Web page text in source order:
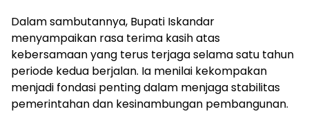
Dalam sambutannya, Bupati Iskandar
menyampaikan rasa terima kasih atas
kebersamaan yang terus terjaga selama satu tahun
periode kedua berjalan. Ia menilai kekompakan
menjadi fondasi penting dalam menjaga stabilitas
pemerintahan dan kesinambungan pembangunan.